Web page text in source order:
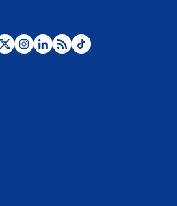
¿La posesión de Abelardo De la